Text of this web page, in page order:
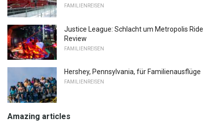
FAMILIENREISEN
Justice League: Schlacht um Metropolis Ride
Review
FAMILIENREISEN
Hershey, Pennsylvania, für Familienausflüge
FAMILIENREISEN
Amazing articles